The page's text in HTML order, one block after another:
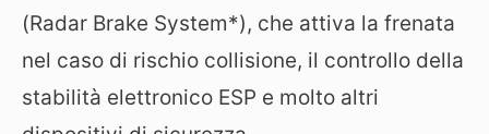
(Radar Brake System*), che attiva la frenata
nel caso di rischio collisione, il controllo della
stabilità elettronico ESP e molto altri